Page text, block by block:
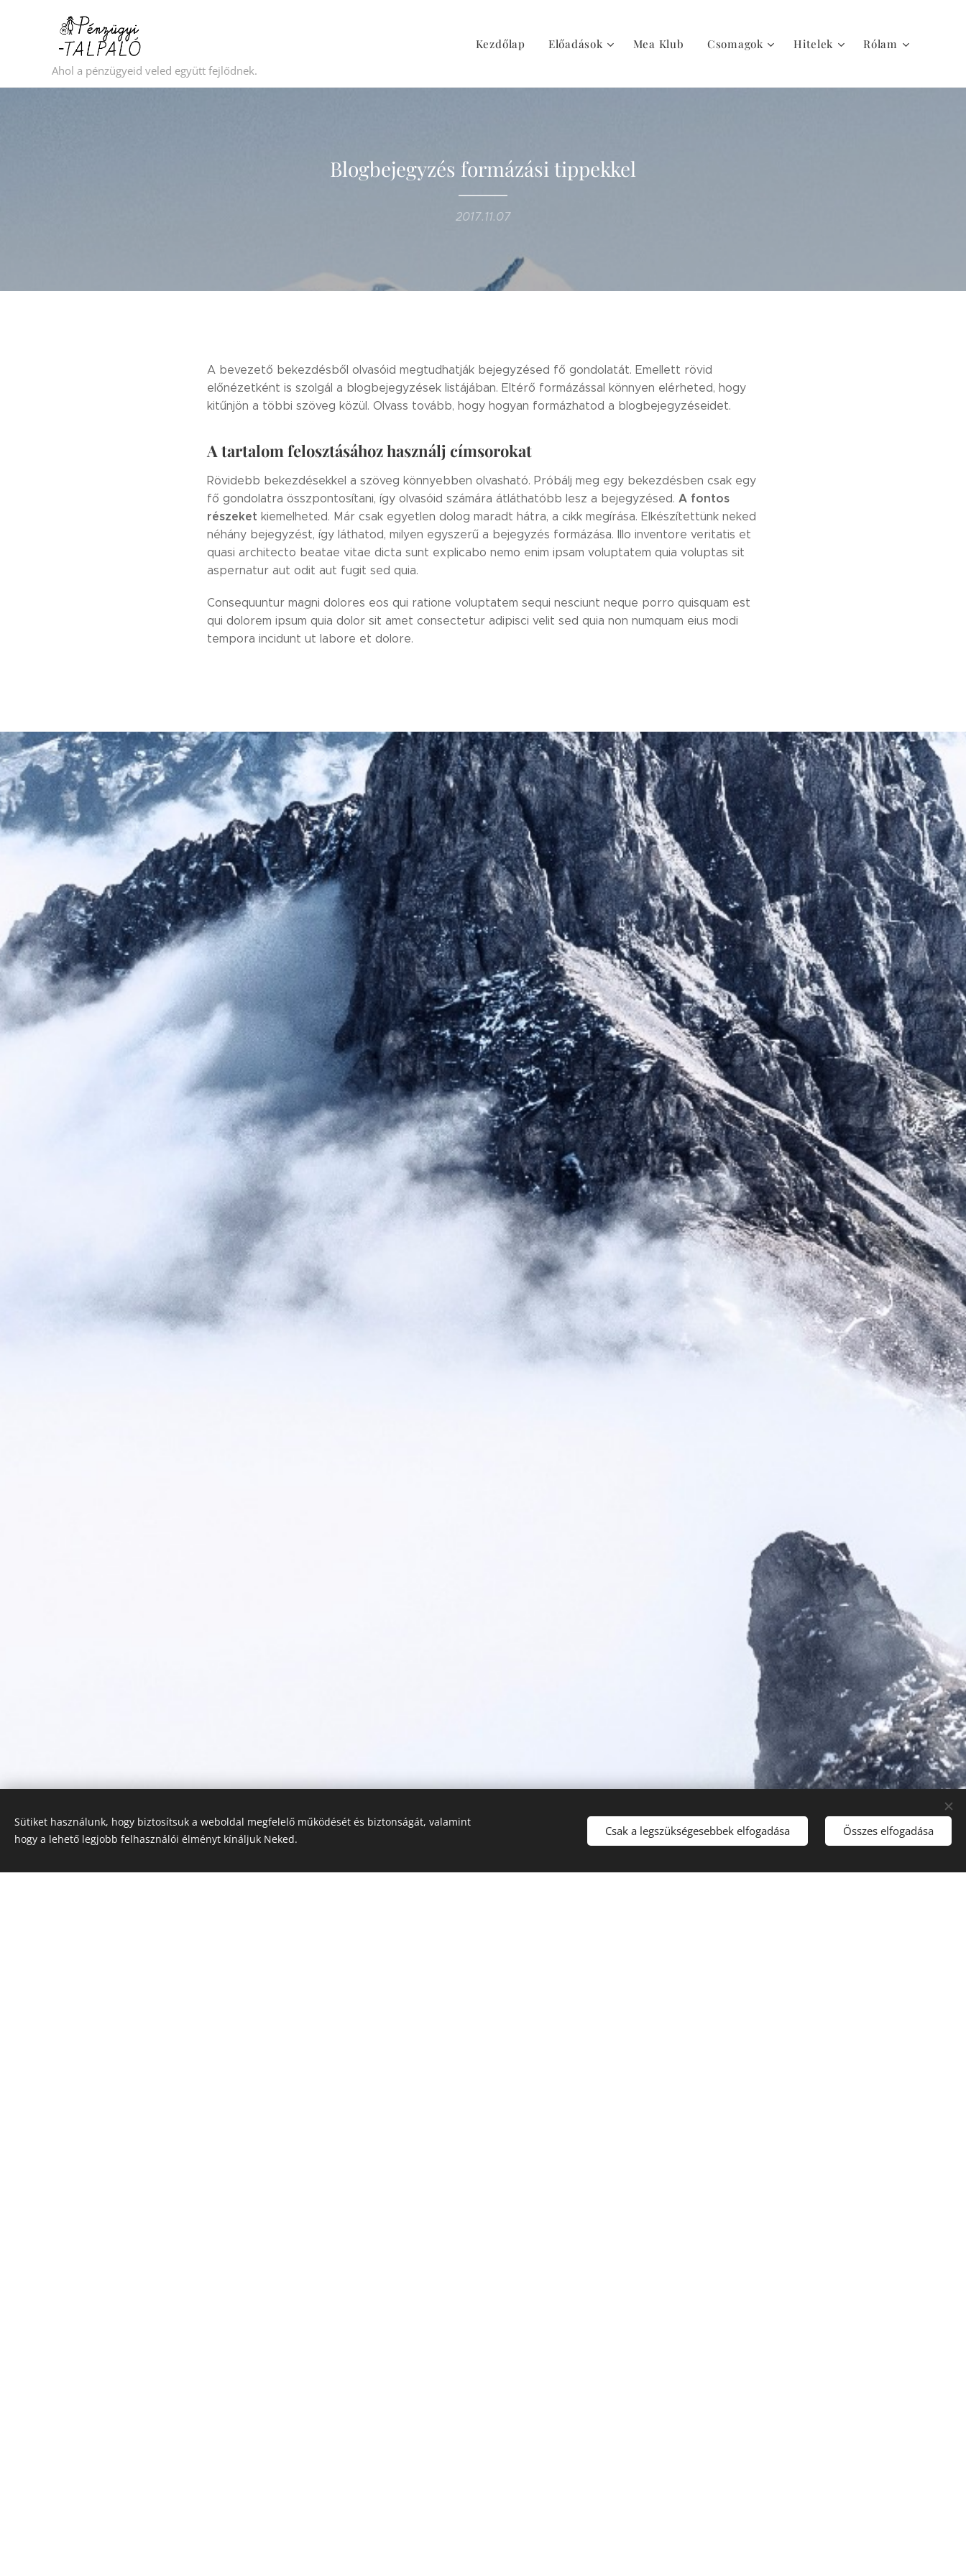
Ahol a pénzügyeid veled együtt fejlődnek.
Kezdőlap Előadások Mea Klub Csomagok Hitelek Rólam
Blogbejegyzés formázási tippekkel
2017.11.07
A bevezető bekezdésből olvasóid megtudhatják bejegyzésed fő gondolatát. Emellett rövid
előnézetként is szolgál a blogbejegyzések listájában. Eltérő formázással könnyen elérheted, hogy
kitűnjön a többi szöveg közül. Olvass tovább, hogy hogyan formázhatod a blogbejegyzéseidet.
A tartalom felosztásához használj címsorokat
Rövidebb bekezdésekkel a szöveg könnyebben olvasható. Próbálj meg egy bekezdésben csak egy
fő gondolatra összpontosítani, így olvasóid számára átláthatóbb lesz a bejegyzésed. A fontos
részeket kiemelheted. Már csak egyetlen dolog maradt hátra, a cikk megírása. Elkészítettünk neked
néhány bejegyzést, így láthatod, milyen egyszerű a bejegyzés formázása. Illo inventore veritatis et
quasi architecto beatae vitae dicta sunt explicabo nemo enim ipsam voluptatem quia voluptas sit
aspernatur aut odit aut fugit sed quia.
Consequuntur magni dolores eos qui ratione voluptatem sequi nesciunt neque porro quisquam est
qui dolorem ipsum quia dolor sit amet consectetur adipisci velit sed quia non numquam eius modi
tempora incidunt ut labore et dolore.
Sütiket használunk, hogy biztosítsuk a weboldal megfelelő működését és biztonságát, valamint
hogy a lehető legjobb felhasználói élményt kínáljuk Neked.
Csak a legszükségesebbek elfogadása Összes elfogadása